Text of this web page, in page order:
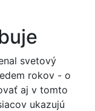
svetový
rokov - o
aj v tomto
ukazujú